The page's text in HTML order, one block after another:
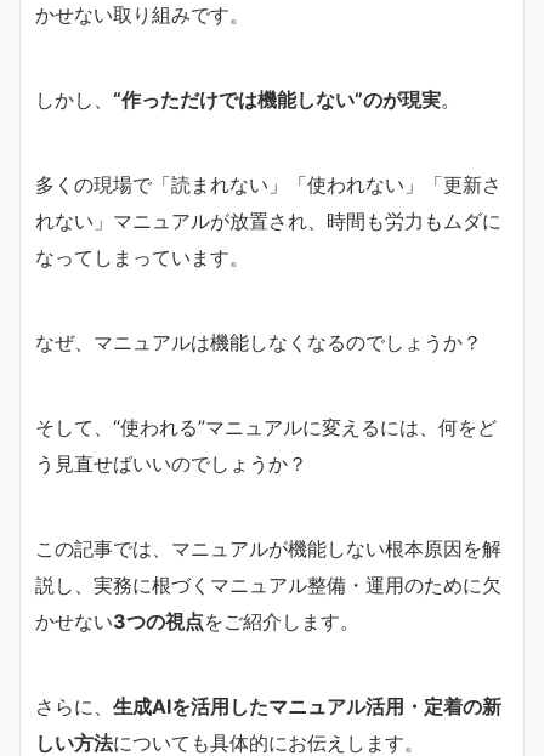
かせない取り組みです。
しかし、 “作っただけでは機能しない”のが現実。
多くの現場で「読まれない」「使われない」「更新さ
れない」マニュアルが放置され、時間も労力もムダに
なってしまっています。
なぜ、マニュアルは機能しなくなるのでしょうか？
そして、“使われる”マニュアルに変えるには、何をど
う見直せばいいのでしょうか？
この記事では、マニュアルが機能しない根本原因を解
説し、実務に根づくマニュアル整備・運用のために欠
かせない3つの視点をご紹介します。
さらに、 生成AIを活用したマニュアル活用・定着の新
しい方法についても具体的にお伝えします。